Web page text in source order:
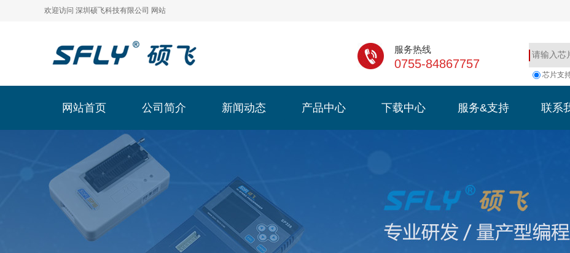
欢迎访问 深圳硕飞科技有限公司 网站
服务热线
0755-84867757
芯片支
网站首页 公司简介 新闻动态 产品中心 下载中心 服务&支持
联系
联系